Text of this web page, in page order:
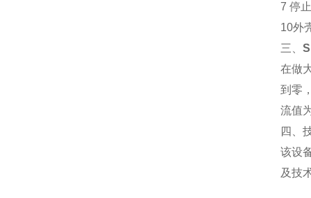
7 停
10外
三、
在做
到零
流值
四、
该设
及技